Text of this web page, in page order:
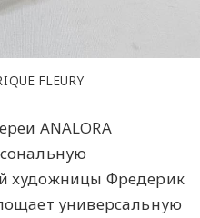
FLEURY
ANALORA
художницы Фредерик
универсальную